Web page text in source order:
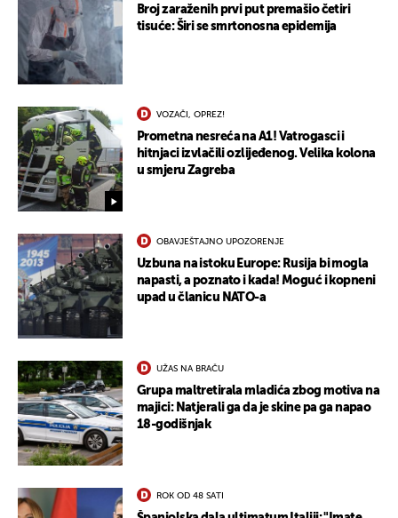
Broj zaraženih prvi put premašio četiri
tisuće: Širi se smrtonosna epidemija
VOZAČI, OPREZ!
Prometna nesreća na A1! Vatrogasci i
hitnjaci izvlačili ozlijeđenog. Velika kolona
u smjeru Zagreba
OBAVJEŠTAJNO UPOZORENJE
Uzbuna na istoku Europe: Rusija bi mogla
napasti, a poznato i kada! Moguć i kopneni
upad u članicu NATO-a
UŽAS NA BRAČU
Grupa maltretirala mladića zbog motiva na
majici: Natjerali ga da je skine pa ga napao
18-godišnjak
ROK OD 48 SATI
UKLJUČITE NOTIFIKACIJE